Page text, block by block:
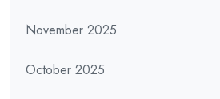
November 2025
October 2025